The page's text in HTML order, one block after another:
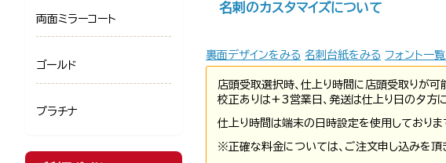
名刺のカスタマイズについて
裏面デザインをみる 名刺台紙をみる フォント一
店頭受取選択時、仕上り時間に店頭受取りが
校正ありは+3営業日、発送は仕上り日の夕方に
仕上り時間は端末の日時設定を使用しておりま
※正確な料金については、ご注文申し込みを頂
両面ミラーコート
ゴールド
プラチナ